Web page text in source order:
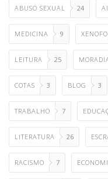
ABUSO SEXUAL 24
MEDICINA 9
LEITURA 25
COTAS 3 BLOG 3
TRABALHO 7
LITERATURA 26
RACISMO 7